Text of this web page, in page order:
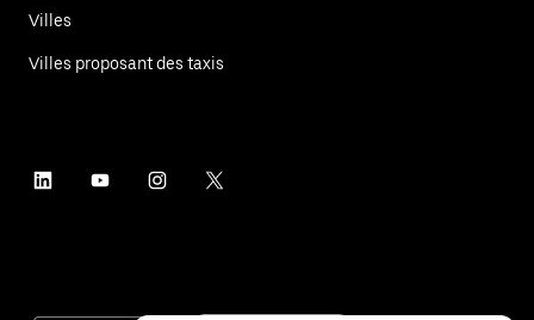
Villes
Villes proposant des taxis